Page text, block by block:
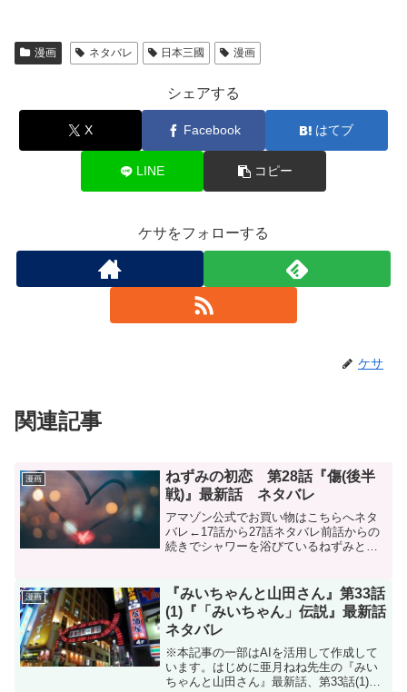
漫画 ネタバレ 日本三國 漫画
シェアする
X Facebook はてブ
LINE コピー
ケサをフォローする
ケサ
関連記事
漫画
ねずみの初恋 第28話『傷(後半
戦)』最新話 ネタバレ
アマゾン公式でお買い物はこちらへネタ
バレ←17話から27話ネタバレ前話からの
続きでシャワーを浴びているねずみと
たいねー」と誤魔化したが、脇腹を触ら
れ思わず喘ぎ声に近いも...
漫画
『みいちゃんと山田さん』第33話
(1)『「みいちゃん」伝説』最新話
ネタバレ
※本記事の一部はAIを活用して作成して
います。はじめに亜月ねね先生の『みい
ちゃんと山田さん』最新話、第33話(1)